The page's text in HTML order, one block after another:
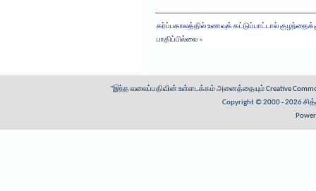
கர்ப்பகாலத்தில் உணவுக் கட்டுப்பாட்டால்
பாதிப்பில்லை »
"இந்த வலைப்பதிவின் உள்ளடக்கம் அனைத்தையும்Creative
Copyright © 2000 - 2026